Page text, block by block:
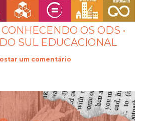
OS ODS •
SUL EDUCACIONAL
um comentário